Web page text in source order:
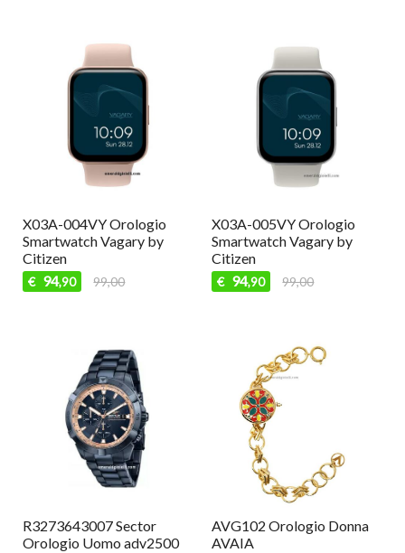
X03A-004VY Orologio
Smartwatch Vagary by
Citizen
€ 94,90 99,00
X03A-005VY Orologio
Smartwatch Vagary by
Citizen
€ 94,90 99,00
R3273643007 Sector
Orologio Uomo adv2500
AVG102 Orologio Donna
AVAIA